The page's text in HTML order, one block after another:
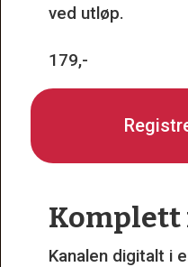
ved utløp.
179,-
Komplett
Kanalen digitalt i